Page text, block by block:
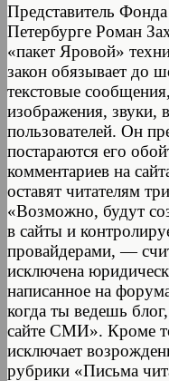
Представитель
Петербурге Роман
«пакет Яровой»
закон обязывает до
текстовые
изображения, звуки,
пользователей. Он
постараются его
комментариев на
оставят читателям
«Возможно, будут
в сайты и
провайдерами, —
исключена
написанное на
когда ты ведешь
сайте СМИ». Кроме
исключает
рубрики «Письма